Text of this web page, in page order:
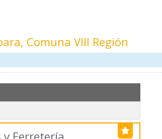
Comuna VIII Región